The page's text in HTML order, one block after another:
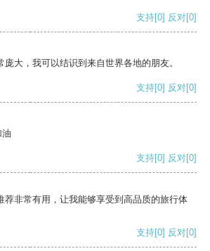
支持[0] 反对[0]
大，我可以结识到来自世界各地的朋友。
支持[0] 反对[0]
支持[0] 反对[0]
荐非常有用，让我能够享受到高品质的旅行体
支持[0] 反对[0]